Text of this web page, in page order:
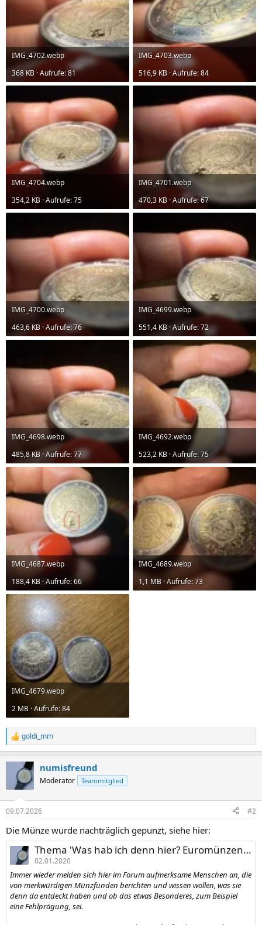
IMG_4702.webp
368 KB · Aufrufe: 81
IMG_4703.webp
516,9 KB · Aufrufe: 84
IMG_4704.webp
354,2 KB · Aufrufe: 75
IMG_4701.webp
470,3 KB · Aufrufe: 67
IMG_4700.webp
463,6 KB · Aufrufe: 76
IMG_4699.webp
551,4 KB · Aufrufe: 72
IMG_4698.webp
485,8 KB · Aufrufe: 77
IMG_4692.webp
523,2 KB · Aufrufe: 75
IMG_4687.webp
188,4 KB · Aufrufe: 66
IMG_4689.webp
1,1 MB · Aufrufe: 73
IMG_4679.webp
2 MB · Aufrufe: 84
R
e
e
:
goldi_mm
numisfreund
Moderator Teammitglied
09.07.2026 #2
Die Münze wurde nachträglich gepunzt, siehe hier:
Thema 'Was hab ich denn hier? Euromünzen mit "JK"-Punzen'
02.01.2020
Immer wieder melden sich hier im Forum aufmerksame Menschen an, die
von merkwürdigen Münzfunden berichten und wissen wollen, was sie
denn da entdeckt haben und ob das etwas Besonderes, zum Beispiel
eine Fehlprägung, sei.